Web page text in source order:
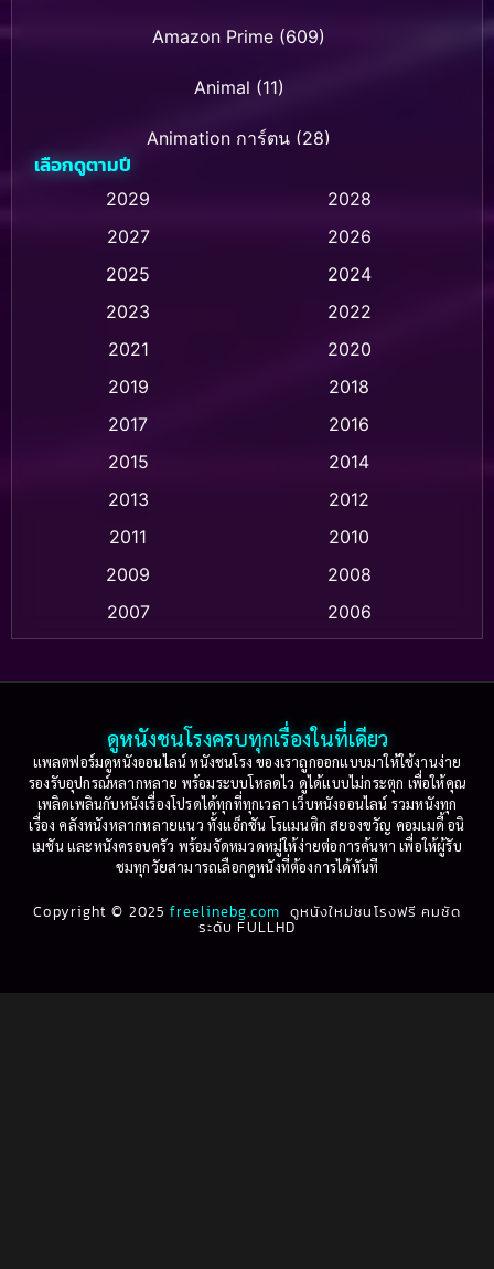
Amazon Prime (609)
Animal (11)
Animation การ์ตูน (28)
Animation การ์ตูน (235)
Animation การ์ตูน (32)
Animation แอนิเมชั่น (1)
Animation แอนิเมชัน (1)
Based on a True Story เรื่องจริง(36)
Based on Novel(16)
Betrayal(1)
Biography(3)
เลือกดูตามปี
2029
2028
2027
2026
2025
2024
2023
2022
2021
2020
2019
2018
2017
2016
2015
2014
2013
2012
2011
2010
2009
2008
2007
2006
2003
2002
2001
2000
1999
1998
1997
1996
1995
1994
1993
1992
1991
1990
ดูหนังชนโรงครบทุกเรื่องในที่เดียว
แพลตฟอร์มดูหนังออนไลน์ หนังชนโรง ของเราถูกออกแบบมาให้ใช้งานง่าย
รองรับอุปกรณ์หลากหลาย พร้อมระบบโหลดไว ดูได้แบบไม่กระตุก เพื่อให้คุณ
เพลิดเพลินกับหนังเรื่องโปรดได้ทุกที่ทุกเวลา เว็บหนังออนไลน์ รวมหนังทุก
เรื่อง คลังหนังหลากหลายแนว ทั้งแอ็กชัน โรแมนติก สยองขวัญ คอมเมดี้ อนิ
เมชัน และหนังครอบครัว พร้อมจัดหมวดหมู่ให้ง่ายต่อการค้นหา เพื่อให้ผู้รับ
ชมทุกวัยสามารถเลือกดูหนังที่ต้องการได้ทันที
Copyright © 2025freelinebg.com ดูหนังใหม่ชนโรงฟรี คมชัด
ระดับ FULLHD